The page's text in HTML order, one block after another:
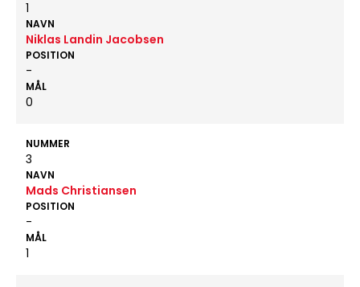
1
NAVN
Niklas Landin Jacobsen
POSITION
-
MÅL
0
NUMMER
3
NAVN
Mads Christiansen
POSITION
-
MÅL
1